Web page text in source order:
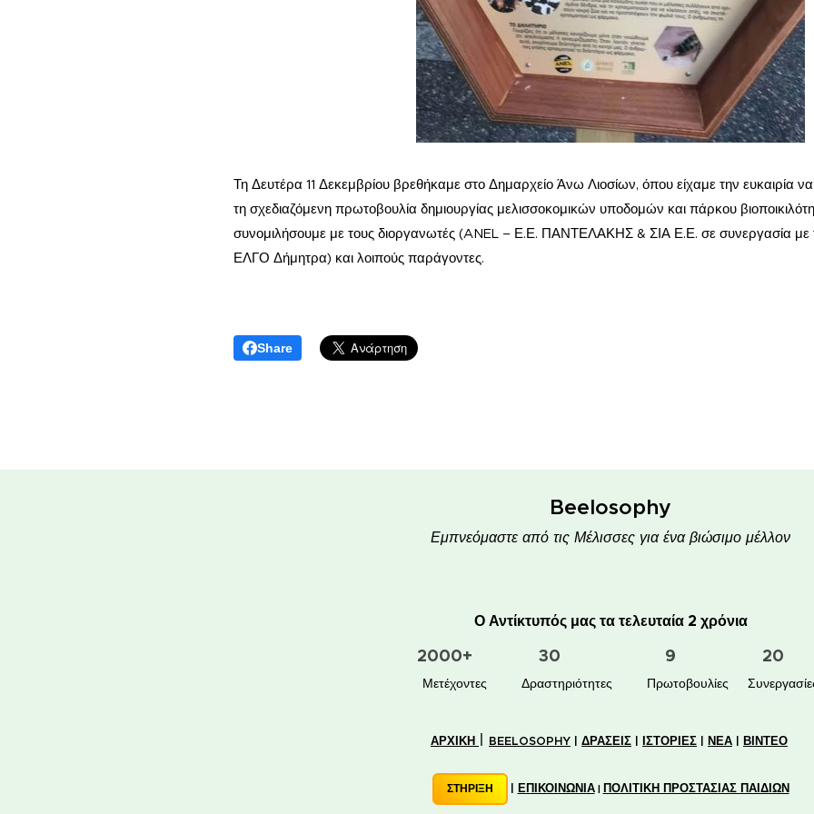
Τη Δευτέρα 11 Δεκεμβρίου βρεθήκαμε στο Δημαρχείο Άνω Λιοσίων, όπου είχαμε την ευκαιρία
τη σχεδιαζόμενη πρωτοβουλία δημιουργίας μελισσοκομικών υποδομών και πάρκου
συνομιλήσουμε με τους διοργανωτές (ANEL – Ε.Ε. ΠΑΝΤΕΛΑΚΗΣ & ΣΙΑ Ε.Ε. σε συνεργασία με
ΕΛΓΟ Δήμητρα) και λοιπούς παράγοντες.
Share
Beelosophy
Εμπνεόμαστε από τις Μέλισσες για ένα βιώσιμο μέλλον
Ο Αντίκτυπός μας τα τελευταία 2 χρόνια
2000+
👥 Μετέχοντες
30
✋📚 Δραστηριότητες
9
🐝🏠 Πρωτοβουλίες
20
🤝
ΑΡΧΙΚΗ BEELOSOPHY ΔΡΑΣΕΙΣ ΙΣΤΟΡΙΕΣ ΝΕΑ ΒΙΝΤΕΟ
ΣΤΗΡΙΞΗ ΕΠΙΚΟΙΝΩΝΙΑ | ΠΟΛΙΤΙΚΗ ΠΡΟΣΤΑΣΙΑΣ ΠΑΙΔΙΩΝ